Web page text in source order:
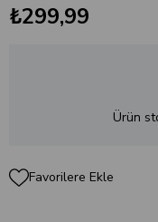
₺299,99
Ürün
Favorilere Ekle